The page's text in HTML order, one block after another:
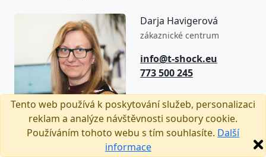
Tento web používá k poskytování služeb, personalizaci
reklam a analýze návštěvnosti soubory cookie.
Používáním tohoto webu s tím souhlasíte. Další
informace
Darja Havigerová
zákaznické centrum
info@t-shock.eu
773 500 245
8:00–16:00
(Po–Pá)